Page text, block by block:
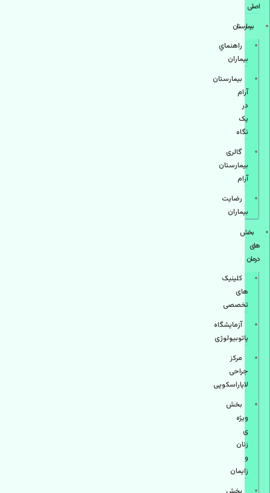
اصلی
بيمارستان
راهنماي
بیماران
بیمارستان
آرام
در
یک
نگاه
گالری
بیمارستان
آرام
رضایت
بیماران
بخش
های
درمان
کلینیک
های
تخصصی
آزمایشگاه
پاتوبیولوژی
مرکز
جراحی
لاپاراسکوپی
بخش
ویژه
ی
زنان
و
زایمان